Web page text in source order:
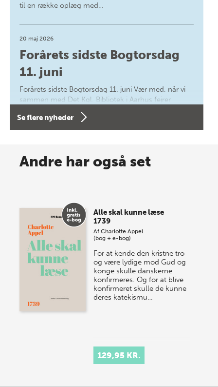
til en række oplæg med…
20 maj 2026
Forårets sidste Bogtorsdag
11. juni
Forårets sidste Bogtorsdag 11. juni Vær med, når vi
sammen med Det Kgl. Bibliotek i Aarhus fejrer
forfatterne bag vores nyes…
Spar op til 70% til sommer-
store sommer-lagersalg, så sæt kryds i kalenderen
onsdag den 10. j…
Se flere nyheder
Andre har også set
Alle skal kunne læse
1739
AfCharlotte Appel
(bog + e-bog)
For at kende den kristne tro
og være lydige mod Gud og
konge skulle danskerne
konfirmeres. Og for at blive
konfirmeret skulle de kunne
deres katekismu…
129,95 KR.